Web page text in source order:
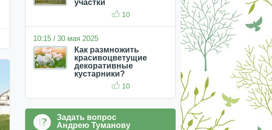
участки
10
10:15 / 30 мая 2025
Как размножить
красивоцветущие
декоративные
кустарники?
10
Задать вопрос
Андрею Туманову